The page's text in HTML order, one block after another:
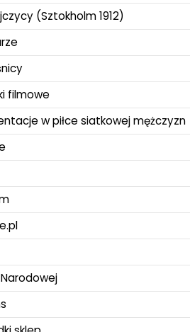
(Sztokholm 1912)
filmowe
w piłce siatkowej mężczyzn